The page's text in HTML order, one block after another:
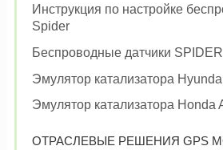
Инструкция по настройке
Spider
Беспроводные датчики SPIDER
Эмулятор катализатора
Эмулятор катализатора Honda
ОТРАСЛЕВЫЕ РЕШЕНИЯ GPS